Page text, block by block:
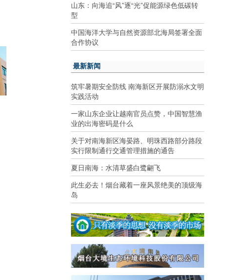
山东：向海追“风”逐“光”促能源绿色低碳转
型
中国海洋大学与自然资源部北海局签署全面
合作协议
最新新闻
筑牢暑期安全防线 南海新区开展防溺水文明
实践活动
一家山东企业让越南官员点赞，中国智慧渔
业的出海密码是什么
关于对南海新区海晏路、明珠西路部分路段
实行限制通行交通管理措施的通告
夏日南海：水清草盛白鹭翩飞
此生必去！烟台藏着一座风景绝美的顶级海
岛